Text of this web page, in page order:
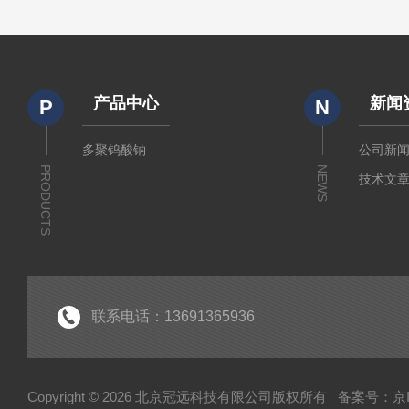
P
PRODUCTS
产品中心
多聚钨酸钠
N
NEWS
新闻
公司新
技术文
联系电话：13691365936
Copyright © 2026 北京冠远科技有限公司版权所有 备案号：